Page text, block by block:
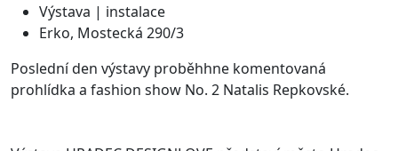
Výstava | instalace
Erko, Mostecká 290/3
Poslední den výstavy proběhhne komentovaná
prohlídka a fashion show No. 2 Natalis Repkovské.